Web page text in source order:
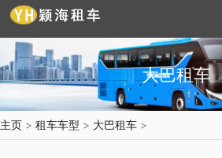
大巴租车
主页 > 租车车型 > 大巴租车 >